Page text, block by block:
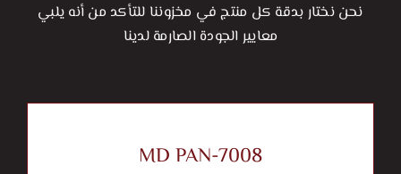
نحن نختار بدقة كل منتج في مخزوننا للتأكد من أنه يلبي
معايير الجودة الصارمة لدينا
MD PAN-7008